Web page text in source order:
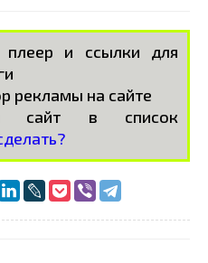
и ссылки для
рекламы на сайте
сайт в список